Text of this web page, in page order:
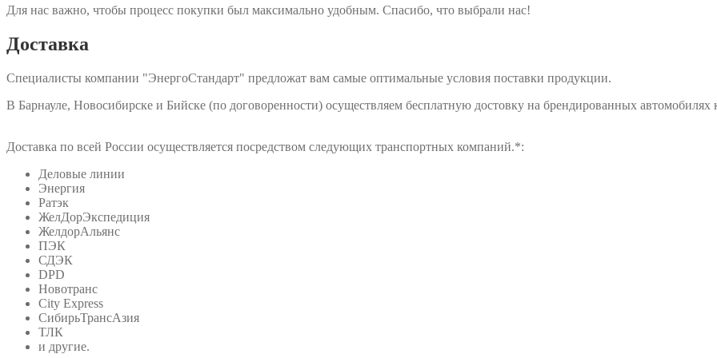
Для нас важно, чтобы процесс покупки был максимально удобным. Спасибо, что выбрали нас!
Доставка
Специалисты компании "ЭнергоСтандарт" предложат вам самые оптимальные условия поставки продукции.
В Барнауле, Новосибирске и Бийске (по договоренности) осуществляем бесплатную достовку на брендированных автомобилях
Доставка по всей России осуществляется посредством следующих транспортных компаний.*:
Деловые линии
Энергия
Ратэк
ЖелДорЭкспедиция
ЖелдорАльянс
ПЭК
СДЭК
DPD
Новотранс
City Express
СибирьТрансАзия
ТЛК
и другие.